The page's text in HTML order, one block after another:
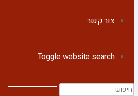
צור קשר
Toggle website search